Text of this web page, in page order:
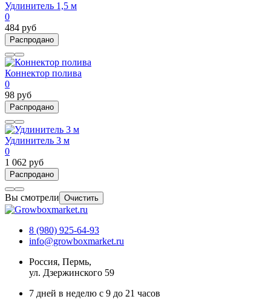
Удлинитель 1,5 м
0
484 руб
Распродано
Коннектор полива
0
98 руб
Распродано
Удлинитель 3 м
0
1 062 руб
Распродано
Вы смотрели Очистить
8 (980) 925-64-93
info@growboxmarket.ru
Россия, Пермь,
ул. Дзержинского 59
7 дней в неделю с 9 до 21 часов